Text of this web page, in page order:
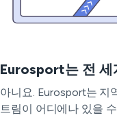
Eurosport는 전 세
아니요. Eurosport는 지
트림이 어디에나 있을